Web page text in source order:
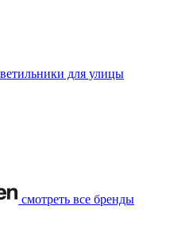
для улицы
смотреть все бренды